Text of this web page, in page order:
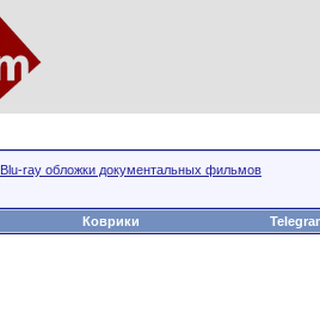
Blu-ray обложки документальных фильмов
Коврики